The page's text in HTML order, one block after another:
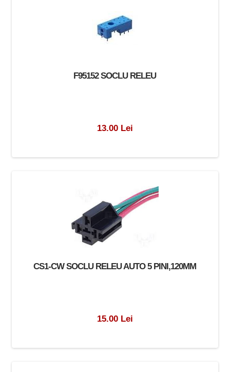
F95152 SOCLU RELEU
13.00 Lei
CS1-CW SOCLU RELEU AUTO 5 PINI,120MM
15.00 Lei